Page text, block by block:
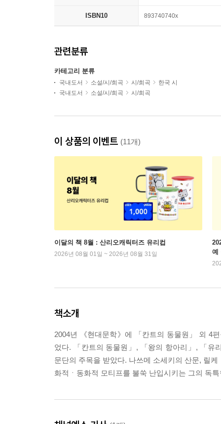
ISBN10 893740740x
관련분류
카테고리 분류
국내도서 소설/시/희곡 시/희곡
한국 시
국내도서
소설/시/희곡 시/희곡
이 상품의 이벤트 (11개)
이달의 책 8월 : 산리오캐릭터즈 유리컵
2026년 08월 01일 ~ 2026년 08월 31일
예
책소개
2004년 《현대문학》에 「칸트의 동물원」 외 4
었다. 「칸트의 동물원」, 「왕의 항아리」, 「유
문단의 주목을 받았다. 나쓰메 소세키의 산문, 릴
화적ㆍ동화적 모티프를 불쑥 난입시키는 그의 독